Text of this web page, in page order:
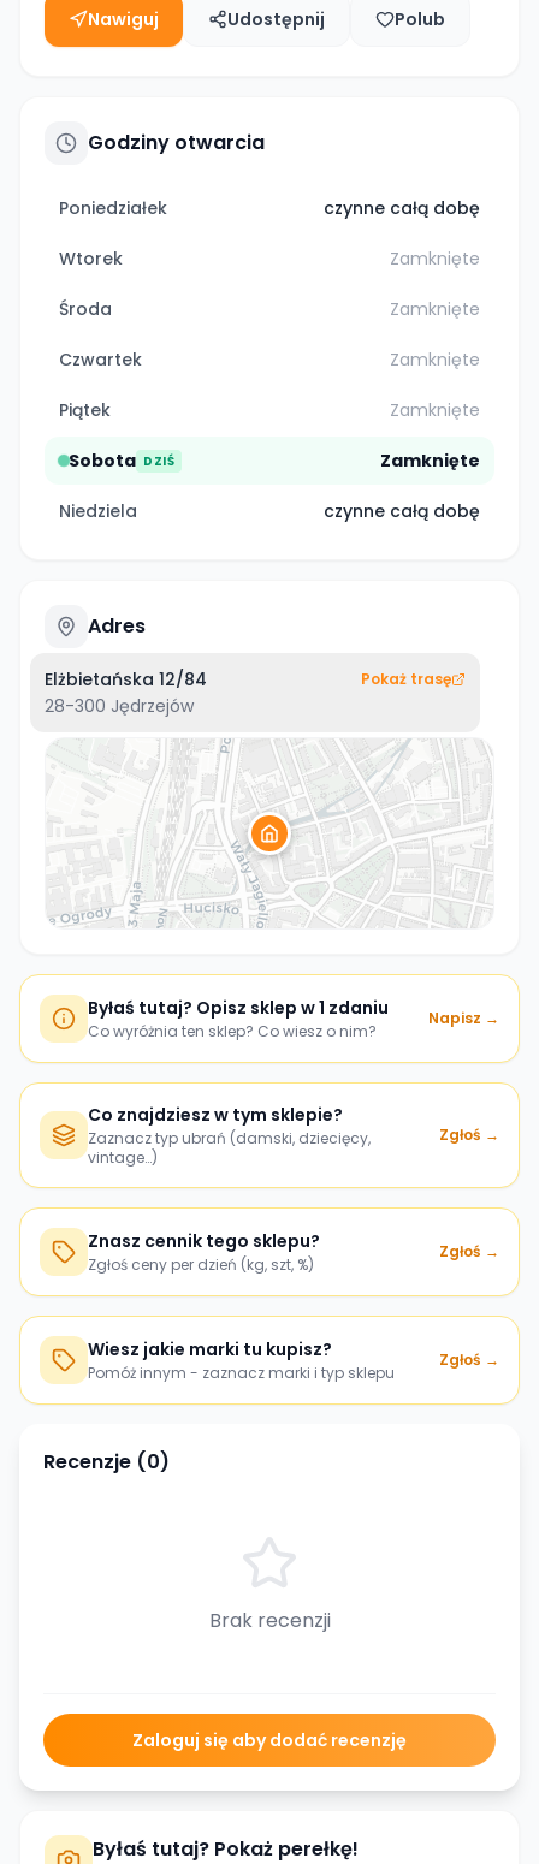
Nawiguj Udostępnij Polub
Godziny otwarcia
Poniedziałek czynne całą dobę
Wtorek Zamknięte
Środa Zamknięte
Czwartek Zamknięte
Piątek Zamknięte
Sobota DZIŚ Zamknięte
Niedziela czynne całą dobę
Adres
Elżbietańska 12/84
28-300 Jędrzejów
Pokaż trasę
Byłaś tutaj? Opisz sklep w 1 zdaniu
Co wyróżnia ten sklep? Co wiesz o nim?
Napisz →
Co znajdziesz w tym sklepie?
Zaznacz typ ubrań (damski, dziecięcy,
vintage…)
Zgłoś →
Znasz cennik tego sklepu?
Zgłoś ceny per dzień (kg, szt, %)
Zgłoś →
Wiesz jakie marki tu kupisz?
Pomóż innym - zaznacz marki i typ sklepu
Zgłoś →
Recenzje (0)
Brak recenzji
Zaloguj się aby dodać recenzję
Byłaś tutaj? Pokaż perełkę!